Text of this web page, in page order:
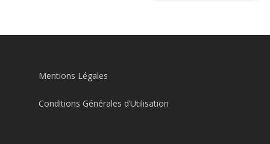
Mentions Légales
Conditions Générales d’Utilisation